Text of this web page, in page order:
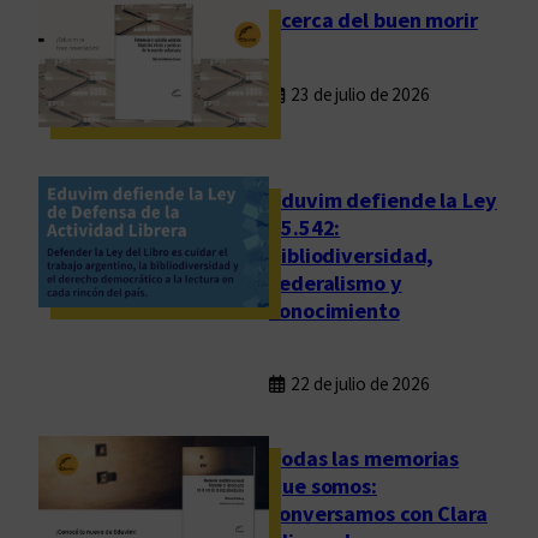
r
í
e
e
s
a
A
n
e
Acerca del buen morir
23 de julio de 2026
Eduvim defiende la Ley
25.542:
bibliodiversidad,
federalismo y
conocimiento
22 de julio de 2026
Todas las memorias
que somos:
conversamos con Clara